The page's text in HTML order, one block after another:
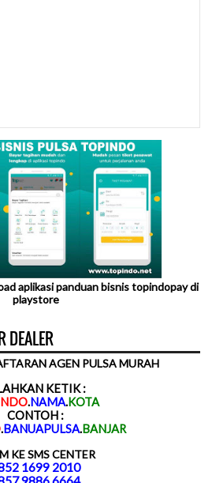
aplikasi panduan bisnis topindopay di
playstore
DEALER
AGEN PULSA MURAH
KETIK :
.NAMA.KOTA
CONTOH :
.BANUAPULSA.BANJAR
KE SMS CENTER
1699 2010